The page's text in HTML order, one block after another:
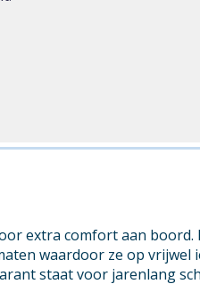
extra comfort aan boord.
waardoor ze op vrijwel
staat voor jarenlang